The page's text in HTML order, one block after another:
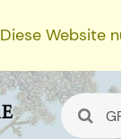
Diese Website